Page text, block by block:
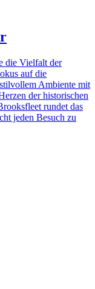
die Vielfalt der
auf die
Ambiente mit
der historischen
rundet das
jeden Besuch zu